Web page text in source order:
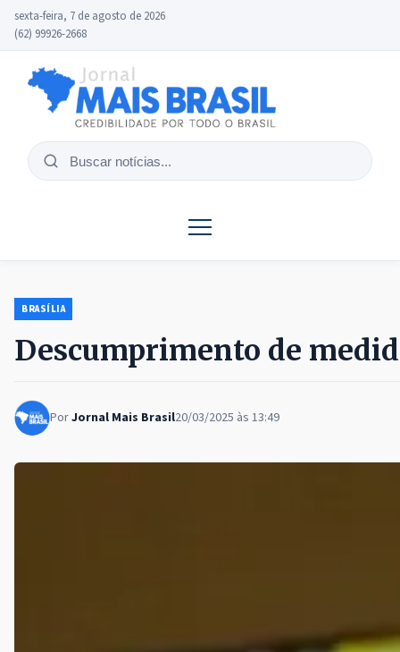
sexta-feira, 7 de agosto de 2026
(62) 99926-2668
Buscar
BRASÍLIA
Descumprimento de
PorJornal Mais Brasil20/03/2025 às 13:49